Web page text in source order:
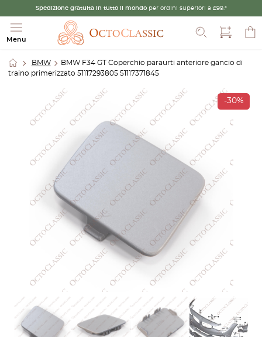
Spedizione gratuita in tutto il mondo per ordini superiori a £99.*
Menu
Cerca
BMW
BMW F34 GT Coperchio paraurti anteriore gancio di
traino primerizzato 51117293805 51117371845
-30%